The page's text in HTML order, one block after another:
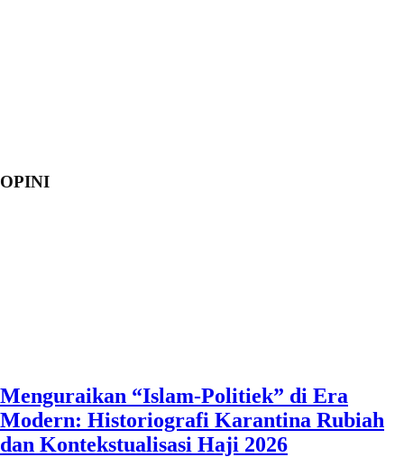
OPINI
Menguraikan “Islam-Politiek” di Era
Modern: Historiografi Karantina Rubiah
dan Kontekstualisasi Haji 2026